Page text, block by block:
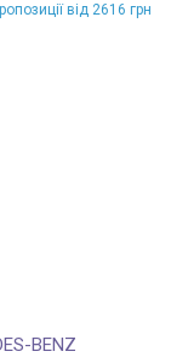
від 2616 грн
BENZ